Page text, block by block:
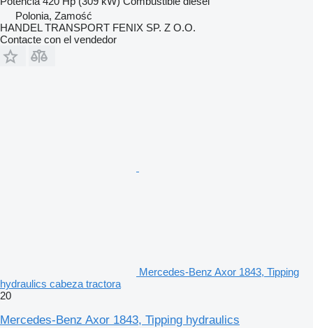
Polonia, Zamość
HANDEL TRANSPORT FENIX SP. Z O.O.
Contacte con el vendedor
Mercedes-Benz Axor 1843, Tipping
hydraulics cabeza tractora
20
Mercedes-Benz Axor 1843, Tipping hydraulics